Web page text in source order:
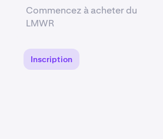
Commencez à acheter du
LMWR
Inscription